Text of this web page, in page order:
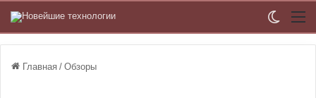
Главная / Обзоры